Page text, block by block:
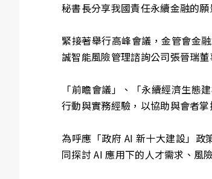
秘書長分享我國責任永續金融的
緊接著舉行高峰會議，金管會金
誠智能風險管理諮詢公司張晉瑞
「前瞻會議」、「永續經濟生態
行動與實務經驗，以協助與會者
為呼應「政府 AI 新十大建設」
同探討 AI 應用下的人才需求、風